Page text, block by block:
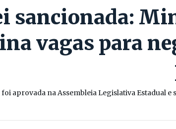
sancionada:
vagas para
aprovada na Assembleia Legislativa Estadual